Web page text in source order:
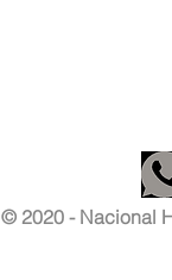
© 2020 - Nacional